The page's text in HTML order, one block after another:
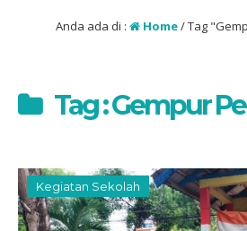
Anda ada di : Home/Tag
Tag : Gempur
Kegiatan Sekolah